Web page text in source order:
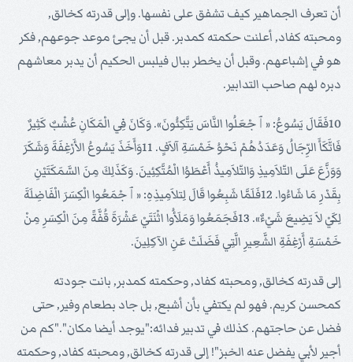
أن تعرف الجماهير كيف تشفق على نفسها. وإلى قدرته كخالق,
ومحبته كفاد, أعلنت حكمته كمدبر. قبل أن يجئ موعد جوعهم, فكر
هو في إشباعهم. وقبل أن يخطر ببال فيلبس الحكيم أن يدبر معاشهم
دبره لهم صاحب التدابير.
10فَقَالَ يَسُوعُ: «ﭐجْعَلُوا النَّاسَ يَتَّكِئُونَ». وَكَانَ فِي الْمَكَانِ عُشْبٌ كَثِيرٌ
فَاتَّكَأَ الرِّجَالُ وَعَدَدُهُمْ نَحْوُ خَمْسَةِ آلاَفٍ. 11وَأَخَذَ يَسُوعُ الأَرْغِفَةَ وَشَكَرَ
وَوَزَّعَ عَلَى التّلاَمِيذِ وَالتّلاَمِيذُ أَعْطَوُا الْمُتَّكِئِينَ. وَكَذَلِكَ مِنَ السَّمَكَتَيْنِ
بِقَدْرِ مَا شَاءُوا. 12فَلَمَّا شَبِعُوا قَالَ لِتلاَمِيذِهِ: «ﭐجْمَعُوا الْكِسَرَ الْفَاضِلَةَ
لِكَيْ لاَ يَضِيعَ شَيْءٌ». 13فَجَمَعُوا وَمَلَأُوا اثْنَتَيْ عَشْرَةَ قُفَّةً مِنَ الْكِسَرِ مِنْ
خَمْسَةِ أَرْغِفَةِ الشَّعِيرِ الَّتِي فَضَلَتْ عَنِ الآكِلِينَ.
إلى قدرته كخالق, ومحبته كفاد, وحكمته كمدبر, بانت جودته
كمحسن كريم. فهو لم يكتفي بأن أشبع, بل جاد بطعام وفير, حتى
فضل عن حاجتهم. كذلك في تدبير فدائه:"يوجد أيضا مكان"."كم من
أجير لأبي يفضل عنه الخبز"! إلى قدرته كخالق, ومحبته كفاد, وحكمته